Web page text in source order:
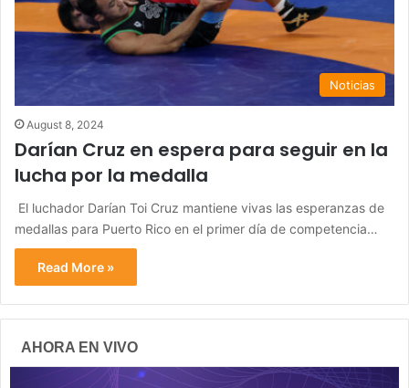
Noticias
August 8, 2024
Darían Cruz en espera para seguir en la
lucha por la medalla
El luchador Darían Toi Cruz mantiene vivas las esperanzas de
medallas para Puerto Rico en el primer día de competencia…
Read More »
AHORA EN VIVO